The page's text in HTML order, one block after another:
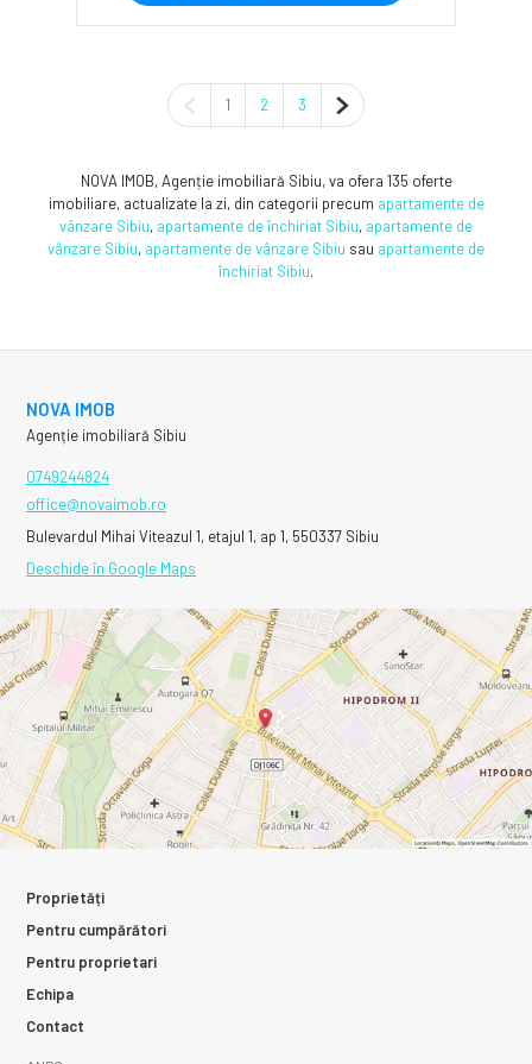
Pagina anterioară
1 2 3 Pagina următoare
NOVA IMOB, Agenție imobiliară Sibiu, va ofera 135 oferte
imobiliare, actualizate la zi, din categorii precum apartamente de
vânzare Sibiu, apartamente de închiriat Sibiu, apartamente de
vânzare Sibiu, apartamente de vânzare Sibiu sau apartamente de
închiriat Sibiu.
NOVA IMOB
Agenție imobiliară Sibiu
0749244824
office@novaimob.ro
Bulevardul Mihai Viteazul 1, etajul 1, ap 1, 550337 Sibiu
Deschide în Google Maps
Proprietăți
Pentru cumpărători
Pentru proprietari
Echipa
Contact